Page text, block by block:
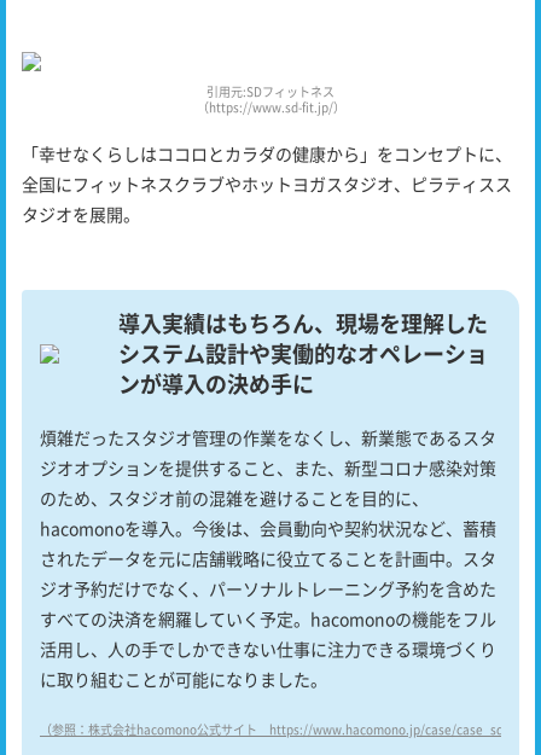
引用元:SDフィットネス
（https://www.sd-fit.jp/）
「幸せなくらしはココロとカラダの健康から」をコンセプトに、
全国にフィットネスクラブやホットヨガスタジオ、ピラティスス
タジオを展開。
導入実績はもちろん、現場を理解した
システム設計や実働的なオペレーショ
ンが導入の決め手に
煩雑だったスタジオ管理の作業をなくし、新業態であるスタ
ジオオプションを提供すること、また、新型コロナ感染対策
のため、スタジオ前の混雑を避けることを目的に、
hacomonoを導入。今後は、会員動向や契約状況など、蓄積
されたデータを元に店舗戦略に役立てることを計画中。スタ
ジオ予約だけでなく、パーソナルトレーニング予約を含めた
すべての決済を網羅していく予定。hacomonoの機能をフル
活用し、人の手でしかできない仕事に注力できる環境づくり
に取り組むことが可能になりました。
（参照：株式会社hacomono公式サイト https://www.hacomono.jp/case/case_sd-fit/）